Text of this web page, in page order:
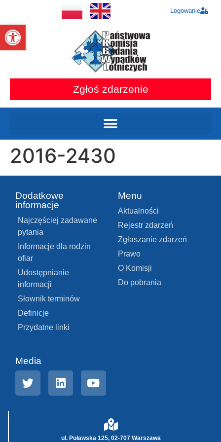
Otwórz pasek narzędzi
Logowanie
Zgłoś zdarzenie
2016-2430
Dodatkowe
informacje
Najczęściej zadawane
pytania
Informacje dla rodzin
ofiar
Udostępnianie
informacji
Słownik terminów
Definicje
Przydatne linki
Menu
Aktualności
Rejestr zdarzeń
Zgłaszanie zdarzeń
Prawo
O Komisji
Do pobrania
Media
ul. Puławska 125, 02-707 Warszawa